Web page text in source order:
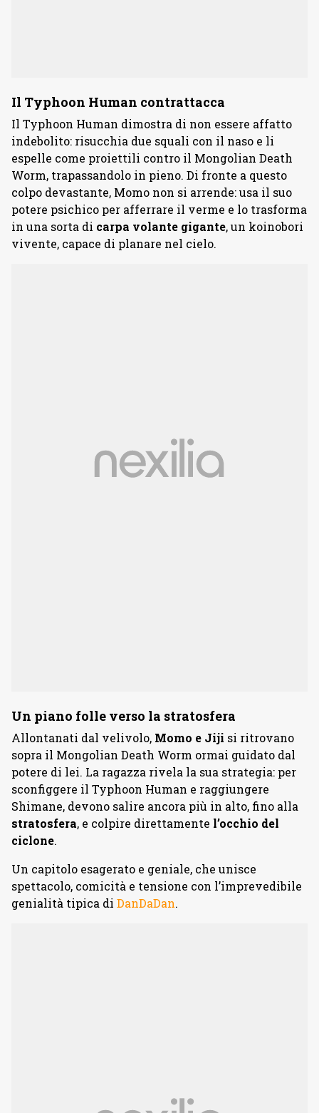
Il Typhoon Human contrattacca
Il Typhoon Human dimostra di non essere affatto
indebolito: risucchia due squali con il naso e li
espelle come proiettili contro il Mongolian Death
Worm, trapassandolo in pieno. Di fronte a questo
colpo devastante, Momo non si arrende: usa il suo
potere psichico per afferrare il verme e lo trasforma
in una sorta di carpa volante gigante, un koinobori
vivente, capace di planare nel cielo.
Un piano folle verso la stratosfera
Allontanati dal velivolo, Momo e Jiji si ritrovano
sopra il Mongolian Death Worm ormai guidato dal
potere di lei. La ragazza rivela la sua strategia: per
sconfiggere il Typhoon Human e raggiungere
Shimane, devono salire ancora più in alto, fino alla
stratosfera, e colpire direttamente l’occhio del
ciclone.
Un capitolo esagerato e geniale, che unisce
spettacolo, comicità e tensione con l’imprevedibile
genialità tipica di DanDaDan.